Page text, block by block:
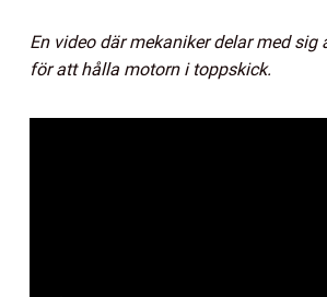
En video där mekaniker delar med sig
för att hålla motorn i toppskick.